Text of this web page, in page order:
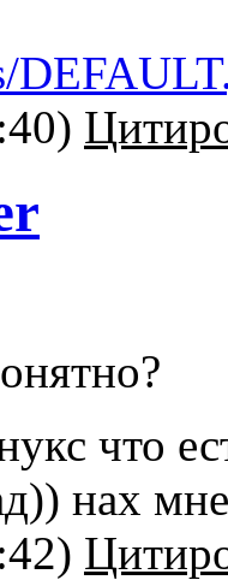
что
нах